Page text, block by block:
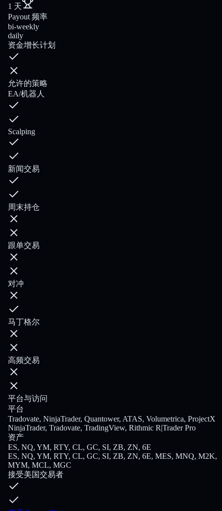
1 天
Payout 频率
bi-weekly
daily
资金增长计划
允许的策略
EA/机器人
Scalping
新闻交易
周末持仓
跟单交易
对冲
马丁格尔
高频交易
平台与访问
平台
Tradovate, NinjaTrader, Quantower, ATAS, Volumetrica, ProjectX
NinjaTrader, Tradovate, TradingView, Rithmic R|Trader Pro
资产
ES, NQ, YM, RTY, CL, GC, SI, ZB, ZN, 6E
ES, NQ, YM, RTY, CL, GC, SI, ZB, ZN, 6E, MES, MNQ, M2K,
MYM, MCL, MGC
接受美国交易者